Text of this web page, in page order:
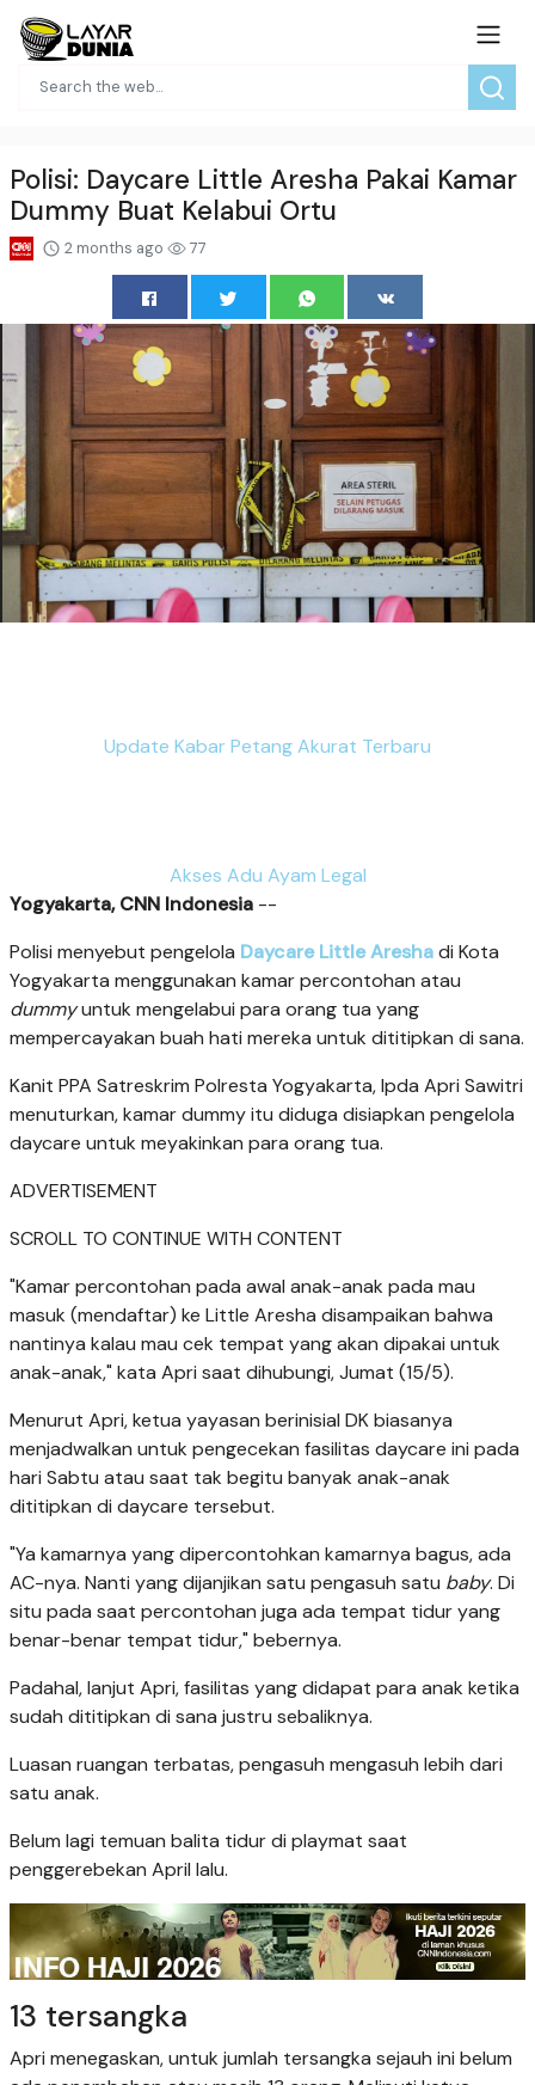
Polisi: Daycare Little Aresha Pakai Kamar
Dummy Buat Kelabui Ortu
2 months ago 77
Update Kabar Petang Akurat Terbaru
Akses Adu Ayam Legal
Yogyakarta, CNN Indonesia --
Polisi menyebut pengelola Daycare Little Areshadi Kota
Yogyakarta menggunakan kamar percontohan atau
dummyuntuk mengelabui para orang tua yang
mempercayakan buah hati mereka untuk dititipkan di sana.
Kanit PPA Satreskrim Polresta Yogyakarta, Ipda Apri Sawitri
menuturkan, kamar dummy itu diduga disiapkan pengelola
daycare untuk meyakinkan para orang tua.
ADVERTISEMENT
SCROLL TO CONTINUE WITH CONTENT
"Kamar percontohan pada awal anak-anak pada mau
masuk (mendaftar) ke Little Aresha disampaikan bahwa
nantinya kalau mau cek tempat yang akan dipakai untuk
anak-anak," kata Apri saat dihubungi, Jumat (15/5).
Menurut Apri, ketua yayasan berinisial DK biasanya
menjadwalkan untuk pengecekan fasilitas daycare ini pada
hari Sabtu atau saat tak begitu banyak anak-anak
dititipkan di daycare tersebut.
"Ya kamarnya yang dipercontohkan kamarnya bagus, ada
AC-nya. Nanti yang dijanjikan satu pengasuh satu baby. Di
situ pada saat percontohan juga ada tempat tidur yang
benar-benar tempat tidur," bebernya.
Padahal, lanjut Apri, fasilitas yang didapat para anak ketika
sudah dititipkan di sana justru sebaliknya.
Luasan ruangan terbatas, pengasuh mengasuh lebih dari
satu anak.
Belum lagi temuan balita tidur di playmat saat
penggerebekan April lalu.
13 tersangka
Apri menegaskan, untuk jumlah tersangka sejauh ini belum